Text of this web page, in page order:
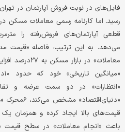
رسید. اما کارنامه رسمی معاملات مسکن
می‌دهد. به این ترتیب، فاصله «قیمت
معاملات» در
«انتظارات» در دو سمت عرضه و
قیمت‌های بالا ایجاد کرده و همزمان
باعث «انجام معاملات» در سطح قیمت